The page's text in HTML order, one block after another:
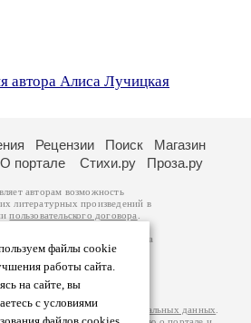
автора Алиса Лучицкая
файлы cookie
работы сайта.
на сайте, вы
с условиями
Рецензии Поиск
Магазин
О портале Стихи.ру Проза.ру
авторам возможность
литературных произведений в
пользовательского договора
принадлежат авторам
произведений возможна
к которому вы можете
странице. Ответственность за
несут самостоятельно на
изаконодательства
Политики обработки персональных данных